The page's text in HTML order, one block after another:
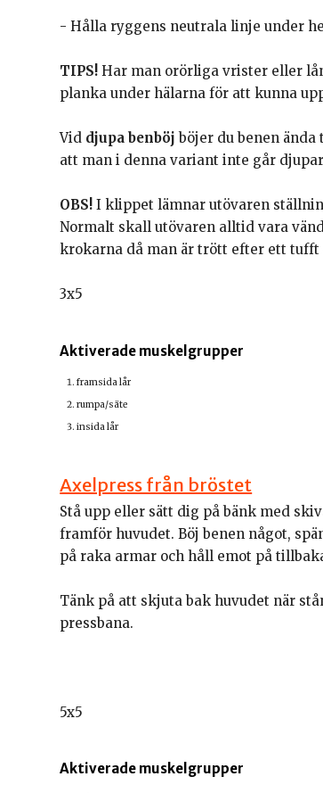
- Hålla ryggens neutrala linje under
TIPS! Har man orörliga vrister eller
planka under hälarna för att kunna
Vid djupa benböjböjer du benen
att man i denna variant inte går
OBS! I klippet lämnar utövaren
Normalt skall utövaren alltid vara
krokarna då man är trött efter ett tufft
3x5
Aktiverade muskelgrupper
framsida lår
rumpa/säte
insida lår
Axelpress från bröstet
Stå upp eller sätt dig på bänk med
framför huvudet. Böj benen något,
på raka armar och håll emot på
Tänk på att skjuta bak huvudet när
pressbana.
5x5
Aktiverade muskelgrupper